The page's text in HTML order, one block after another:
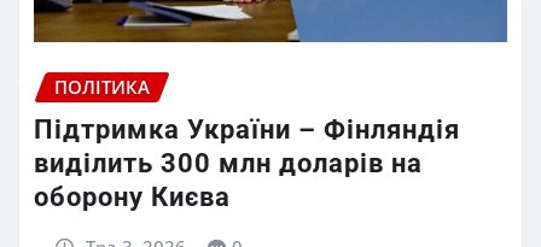
ПОЛІТИКА
Підтримка України – Фінляндія
виділить 300 млн доларів на
оборону Києва